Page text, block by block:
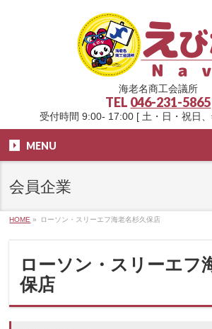
海老名商工会議所
TEL 046-231-5865
受付時間 9:00- 17:00 [ 土・日・祝日
MENU
会員企業
HOME » ローソン・スリーエフ海老名杉久保店
ローソン・スリーエフ
保店